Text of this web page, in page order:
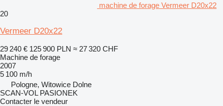
machine de forage Vermeer D20x22
20
Vermeer D20x22
29 240 € 125 900 PLN ≈ 27 320 CHF
Machine de forage
2007
5 100 m/h
Pologne, Witowice Dolne
SCAN-VOL PASIONEK
Contacter le vendeur